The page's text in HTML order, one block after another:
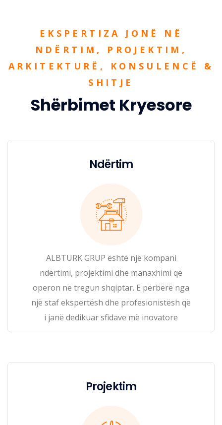
EKSPERTIZA JONË NË
NDËRTIM, PROJEKTIM,
ARKITEKTURË, KONSULENCË &
SHITJE
Shërbimet Kryesore
Ndërtim
ALBTURK GRUP është një kompani
ndërtimi, projektimi dhe manaxhimi që
operon në tregun shqiptar. E përbërë nga
një staf ekspertësh dhe profesionistësh që
i janë dedikuar sfidave më inovatore
Projektim